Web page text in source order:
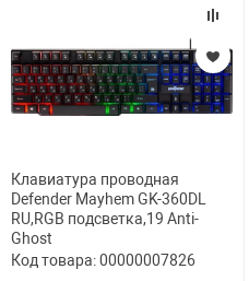
Клавиатура проводная
Defender Mayhem GK-360DL
RU,RGB подсветка,19 Anti-
Ghost
Код товара: 00000007826